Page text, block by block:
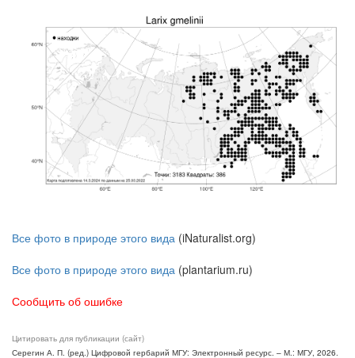
Все фото в природе этого вида (iNaturalist.org)
Все фото в природе этого вида (plantarium.ru)
Сообщить об ошибке
Цитировать для публикации (сайт)
Серегин А. П. (ред.) Цифровой гербарий МГУ: Электронный ресурс. – М.: МГУ, 2026.